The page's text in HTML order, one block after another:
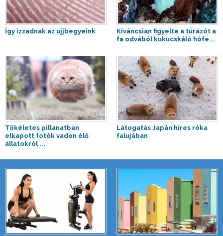
Így izzadnak az ujjbegyeink
Kíváncsian figyelte a túrázót a
fa odvából kukucskáló hófe...
Tökéletes pillanatban
elkapott fotók vadon élő
állatokról ...
Látogatás Japán híres róka
falujában